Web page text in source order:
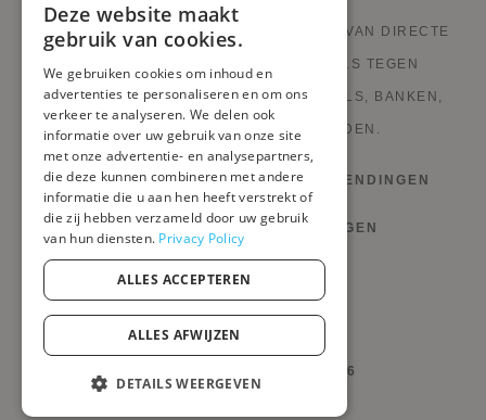
PRIVATEFLOOR IS DE EERSTE WEBSITE VAN DIRECTE
FABRIEKSVERKOOP EN GOEDE DEALS TEGEN
FABRIEKSPRIJZEN. STIJLVOLLE MEUBELS, BANKEN,
DECORATIE, LAMPEN EN HAARDEN.
HERROEPINGSRECHT EN RETOURZENDINGEN
VOORWAARDEN EN BEPALINGEN
PRIVACYBELEID
MIJN COOKIES BEHEREN
@PRIVATEFLOOR.COM 2026
DUTCH
GERMAN
ITALIAN
PORTUGUESE
SPANISH
Deze website maakt
gebruik van cookies.
We gebruiken cookies om inhoud en
advertenties te personaliseren en om ons
verkeer te analyseren. We delen ook
informatie over uw gebruik van onze site
met onze advertentie- en analysepartners,
die deze kunnen combineren met andere
informatie die u aan hen heeft verstrekt of
die zij hebben verzameld door uw gebruik
van hun diensten. Privacy Policy
ALLES ACCEPTEREN
ALLES AFWIJZEN
DETAILS WEERGEVEN